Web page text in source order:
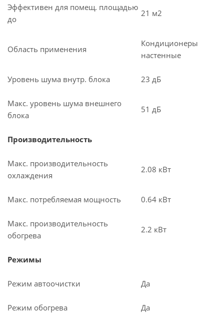
Эффективен для помещ. площадью
до
21 м2
Область применения
Кондиционеры
настенные
Уровень шума внутр. блока 23 дБ
Макс. уровень шума внешнего
блока
51 дБ
Производительность
Макс. производительность
охлаждения
2.08 кВт
Макс. потребляемая мощность 0.64 кВт
Макс. производительность
обогрева
2.2 кВт
Режимы
Режим автоочистки Да
Режим обогрева Да